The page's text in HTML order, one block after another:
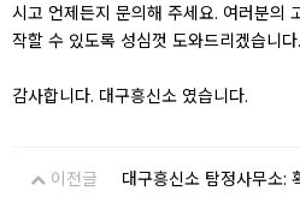
시고 언제든지 문의해 주세요. 여러분의
작할 수 있도록 성심껏 도와드리겠습니다.
감사합니다. 대구흥신소 였습니다.
이전글
대구흥신소 탐정사무소: